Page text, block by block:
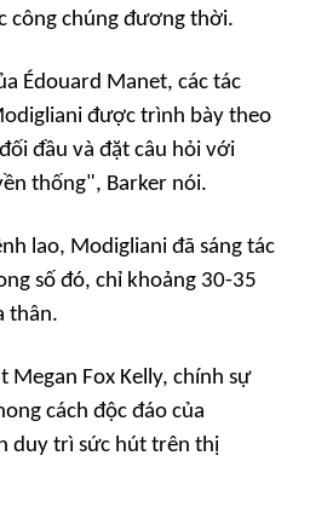
công chúng đương thời.
Édouard Manet, các tác
được trình bày theo
đầu và đặt câu hỏi với
thống", Barker nói.
lao, Modigliani đã sáng tác
số đó, chỉ khoảng 30-35
thân.
Megan Fox Kelly, chính sự
cách độc đáo của
duy trì sức hút trên thị